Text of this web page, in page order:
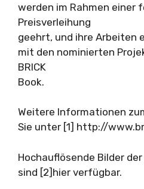
werden im Rahmen einer
Preisverleihung
geehrt, und ihre Arbeiten
mit den nominierten
BRICK
Book.
Weitere Informationen
Sie unter [1] http://
Hochauflösende Bilder
sind [2]hier verfügbar.